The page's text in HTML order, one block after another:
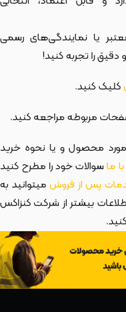
یا نمایندگی‌های رسمی
را تجربه کنید!
کلیک کنید.
مربوطه مراجعه کنید.
محصول و یا نحوه خرید
ماسوالات خود را مطرح کنید
پس از فروش میتوانید به
بیشتر از شرکت کنزاکس